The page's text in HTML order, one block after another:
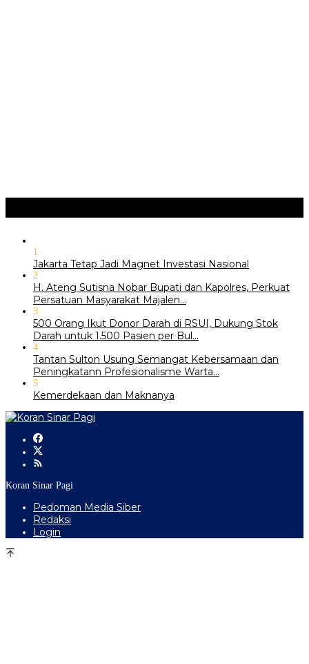
1
Jakarta Tetap Jadi Magnet Investasi Nasional
2
H. Ateng Sutisna Nobar Bupati dan Kapolres, Perkuat
Persatuan Masyarakat Majalen…
3
500 Orang Ikut Donor Darah di RSUI, Dukung Stok
Darah untuk 1.500 Pasien per Bul…
4
‎Tantan Sulton Usung Semangat Kebersamaan dan
Peningkatann Profesionalisme Warta…
5
Kemerdekaan dan Maknanya
Koran Sinar Pagi
Pedoman Media Siber
Redaksi
Login